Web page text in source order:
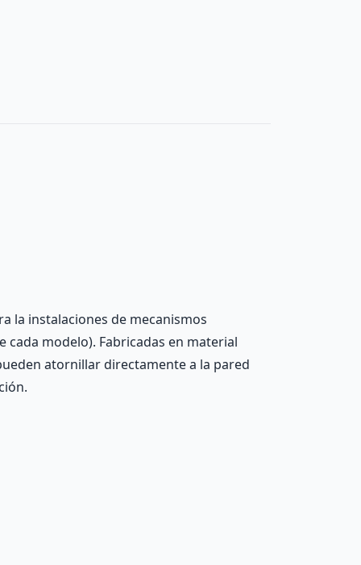
la instalaciones de mecanismos
modelo). Fabricadas en material
atornillar directamente a la pared